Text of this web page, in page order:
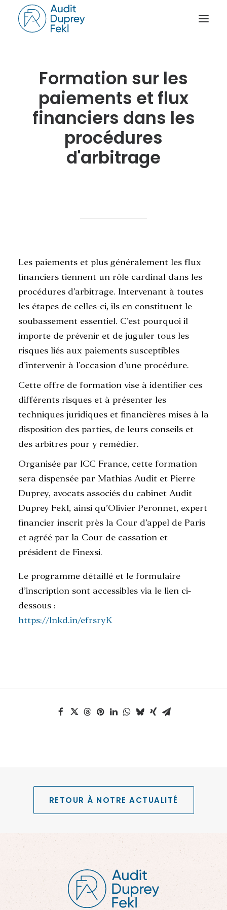
LE CABINET
NOS SAVOIR-FAIRE
L’ÉQUIPE
NOS RÉFÉRENCES
NOTRE ACTUALITÉ
RECHERCHE
Formation sur les
paiements et flux
financiers dans les
procédures
d'arbitrage
Les paiements et plus généralement les flux
financiers tiennent un rôle cardinal dans les
procédures d’arbitrage. Intervenant à toutes
les étapes de celles-ci, ils en constituent le
soubassement essentiel. C’est pourquoi il
importe de prévenir et de juguler tous les
risques liés aux paiements susceptibles
d’intervenir à l’occasion d’une procédure.
Cette offre de formation vise à identifier ces
différents risques et à présenter les
techniques juridiques et financières mises à la
disposition des parties, de leurs conseils et
des arbitres pour y remédier.
Organisée par ICC France, cette formation
sera dispensée par Mathias Audit et Pierre
Duprey, avocats associés du cabinet Audit
Duprey Fekl, ainsi qu’Olivier Peronnet, expert
financier inscrit près la Cour d’appel de Paris
et agréé par la Cour de cassation et
président de Finexsi.
Le programme détaillé et le formulaire
d’inscription sont accessibles via le lien ci-
dessous :
https://lnkd.in/efrsryK
RETOUR À NOTRE ACTUALITÉ